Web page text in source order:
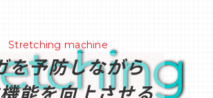
Stretching machine
を予防しながら
能を向上させる